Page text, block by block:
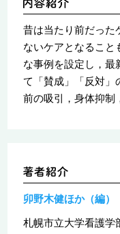
昔は当たり前だった
ないケアとなること
な事例を設定し，最
て「賛成」「反対」
前の吸引，身体抑制
卯野木健ほか（編）
札幌市立大学看護学